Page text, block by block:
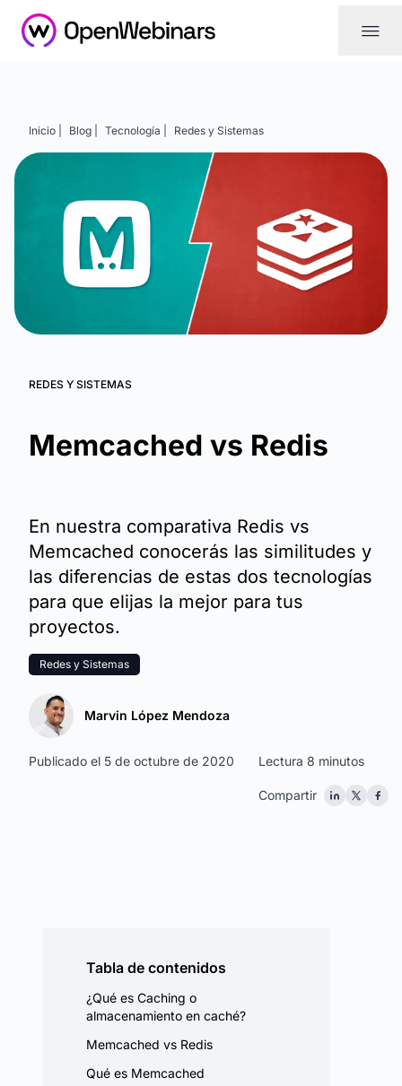
|||
Inicio | Blog | Tecnología | Redes y Sistemas
REDES Y SISTEMAS
Memcached vs Redis
En nuestra comparativa Redis vs
Memcached conocerás las similitudes y
las diferencias de estas dos tecnologías
para que elijas la mejor para tus
proyectos.
Redes y Sistemas
Marvin López Mendoza
Lectura 8 minutos
Publicado el 5 de octubre de 2020
Compartir
Tabla de contenidos
¿Qué es Caching o
almacenamiento en caché?
Memcached vs Redis
Qué es Memcached